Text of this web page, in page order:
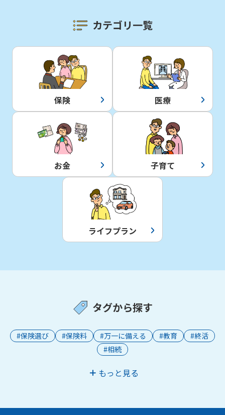
カテゴリ一覧
保険 医療
お金 子育て
ライフプラン
タグから探す
#保険選び #保険料 #万一に備える #教育
#終活
#相続
もっと見る